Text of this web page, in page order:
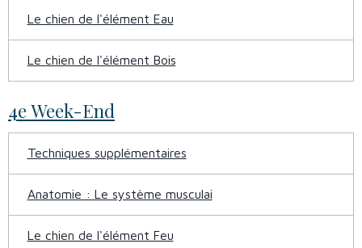
Le chien de l'élément Eau
Le chien de l'élément Bois
4e Week-End
Techniques supplémentaires
Anatomie : Le système musculai
Le chien de l'élément Feu